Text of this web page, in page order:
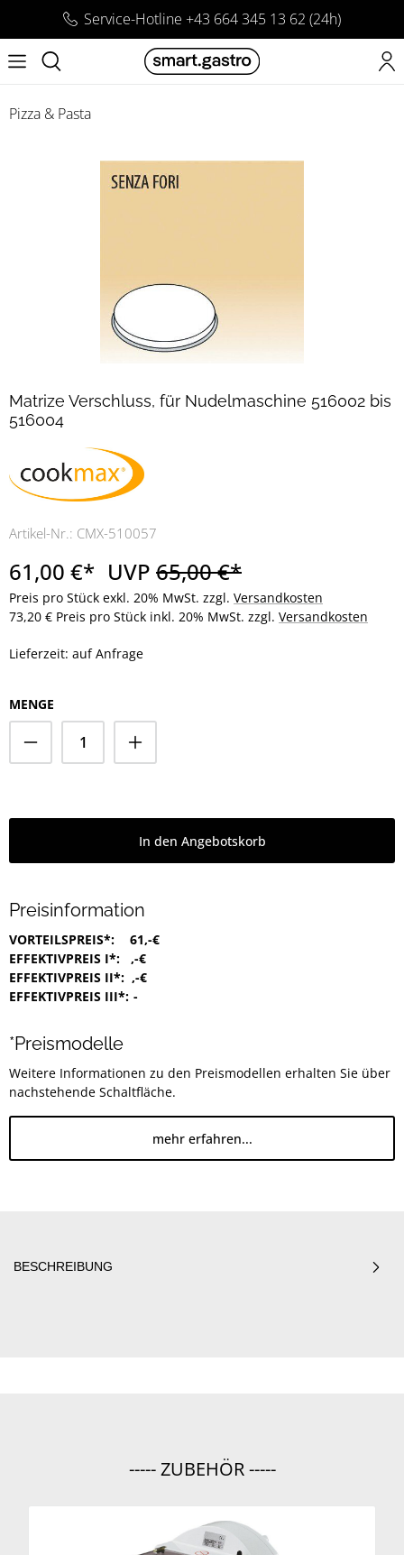
Service-Hotline +43 664 345 13 62 (24h)
Pizza & Pasta
Matrize Verschluss, für Nudelmaschine 516002 bis
516004
Artikel-Nr.: CMX-510057
61,00 €* UVP 65,00 €*
Preis pro Stück exkl. 20% MwSt. zzgl. Versandkosten
73,20 € Preis pro Stück inkl. 20% MwSt. zzgl. Versandkosten
Lieferzeit: auf Anfrage
MENGE
In den Angebotskorb
Preisinformation
VORTEILSPREIS*:
61,-€
EFFEKTIVPREIS I*:
,-€
EFFEKTIVPREIS II*: ,-€
EFFEKTIVPREIS III*: -
*Preismodelle
Weitere Informationen zu den Preismodellen erhalten Sie über
nachstehende Schaltfläche.
mehr erfahren...
BESCHREIBUNG
----- ZUBEHÖR -----